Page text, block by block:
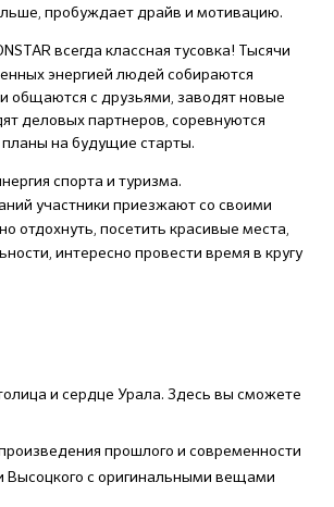
пробуждает драйв и мотивацию.
всегда классная тусовка! Тысячи
энергией людей собираются
общаются с друзьями, заводят новые
деловых партнеров, соревнуются
планы на будущие старты.
спорта и туризма.
участники приезжают со своими
отдохнуть, посетить красивые места,
интересно провести время в кругу
и сердце Урала. Здесь вы сможете
прошлого и современности
Высоцкого с оригинальными вещами